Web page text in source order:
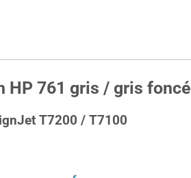
HP 761 gris / gris foncé
T7200 / T7100